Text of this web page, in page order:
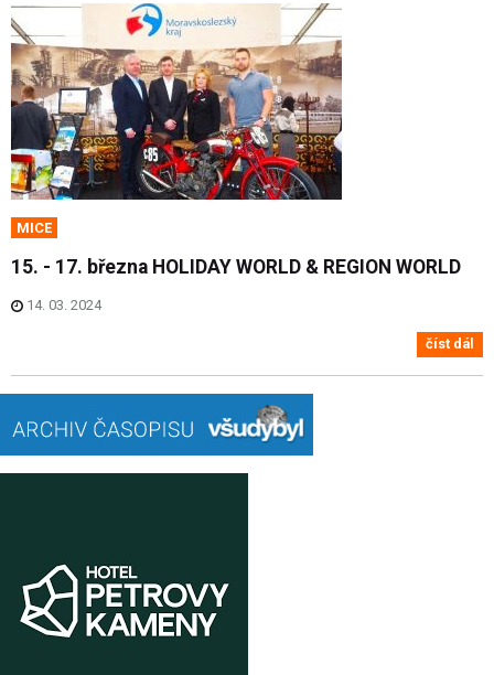
MICE
15. - 17. března HOLIDAY WORLD & REGION WORLD
14. 03. 2024
číst dál